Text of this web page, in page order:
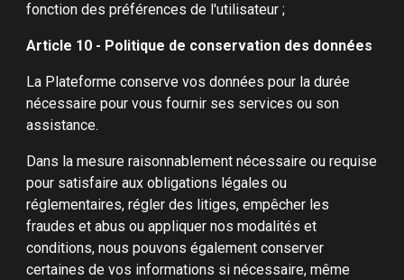
fonction des préférences de l'utilisateur ;
Article 10 - Politique de conservation des données
La Plateforme conserve vos données pour la durée
nécessaire pour vous fournir ses services ou son
assistance.
Dans la mesure raisonnablement nécessaire ou requise
pour satisfaire aux obligations légales ou
réglementaires, régler des litiges, empêcher les
fraudes et abus ou appliquer nos modalités et
conditions, nous pouvons également conserver
certaines de vos informations si nécessaire, même